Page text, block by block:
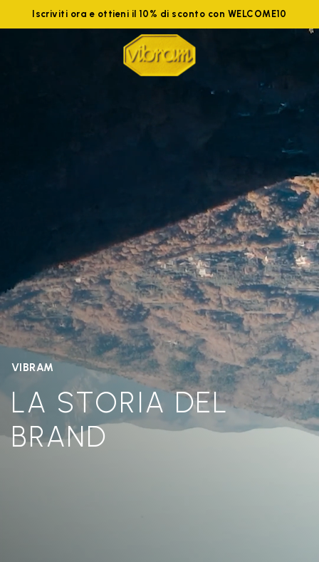
Iscriviti ora e ottieni il 10% di sconto con WELCOME10
VIBRAM
LA STORIA DEL
BRAND